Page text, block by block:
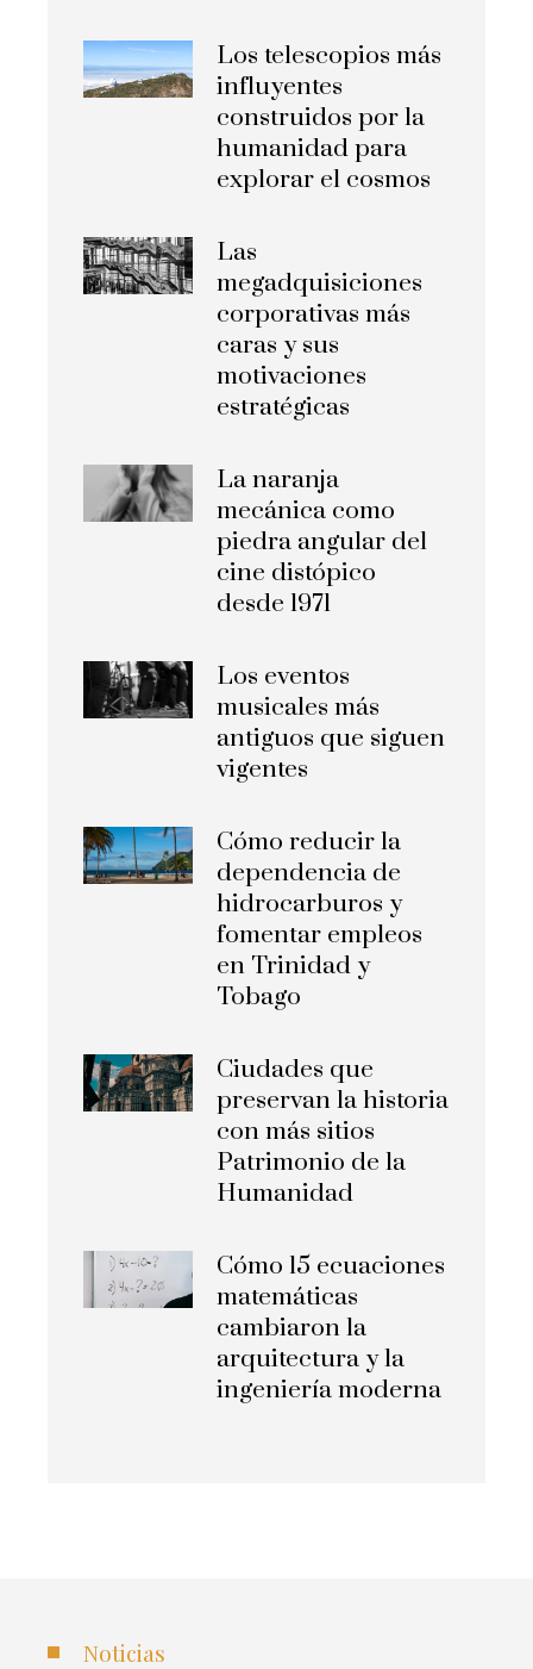
Los telescopios más
influyentes
construidos por la
humanidad para
explorar el cosmos
Las
megadquisiciones
corporativas más
caras y sus
motivaciones
estratégicas
La naranja
mecánica como
piedra angular del
cine distópico
desde 1971
Los eventos
musicales más
antiguos que siguen
vigentes
Cómo reducir la
dependencia de
hidrocarburos y
fomentar empleos
en Trinidad y
Tobago
Ciudades que
preservan la historia
con más sitios
Patrimonio de la
Humanidad
Cómo 15 ecuaciones
matemáticas
cambiaron la
arquitectura y la
ingeniería moderna
Noticias